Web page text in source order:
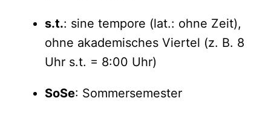
s.t.: sine tempore (lat.: ohne Zeit),
ohne akademisches Viertel (z. B. 8
Uhr s.t. = 8:00 Uhr)
SoSe: Sommersemester